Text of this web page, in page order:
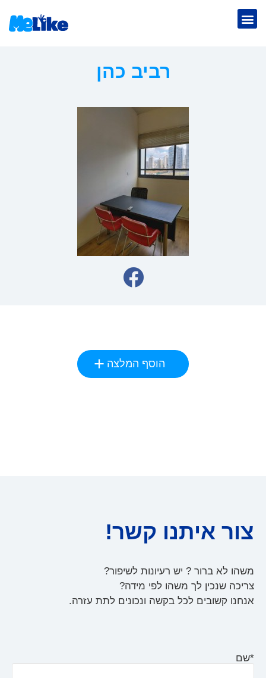
רביב כהן
הוסף המלצה
צור איתנו קשר!
משהו לא ברור ? יש רעיונות לשיפור?
צריכה שנכין לך משהו לפי מידה?
אנחנו קשובים לכל בקשה ונכונים לתת עזרה.
*שם